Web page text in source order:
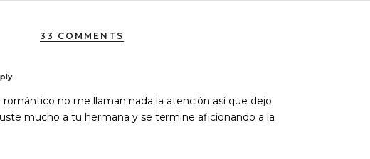
33 COMMENTS
no me llaman nada la atención así que dejo
mucho a tu hermana y se termine aficionando a la